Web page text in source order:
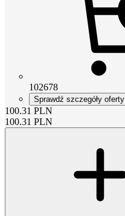
102678
Sprawdź szczegóły oferty
100.31 PLN
100.31 PLN